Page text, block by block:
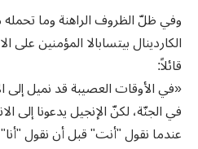
وفي ظلّ الظروف الراهنة وما
الكاردينال بيتسابالا المؤمنين على
قائلاً:
«في الأوقات العصيبة قد نميل إلى
في الجنّة، لكنّ الإنجيل يدعونا إلى
عندما نقول "أنت" قبل أن نقول